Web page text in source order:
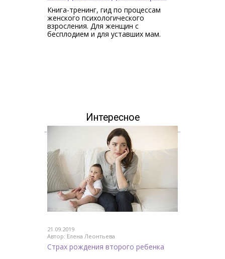
Книга-тренинг, гид по процессам
женского психологического
взросления. Для женщин c
бесплодием и для уставших мам.
Интересное
21.09.2019
Автор: Елена Леонтьева
Страх рождения второго ребенка